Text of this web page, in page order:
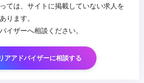
ては、サイトに掲載していない求人を
ります。
イザーへ相談ください。
アアドバイザーに相談する